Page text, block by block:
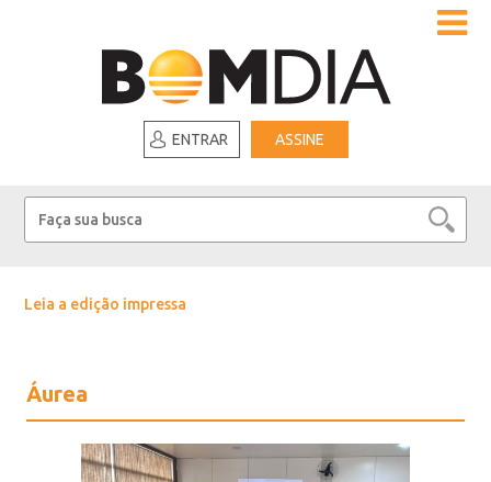
ENTRAR ASSINE
Leia a edição impressa
Áurea